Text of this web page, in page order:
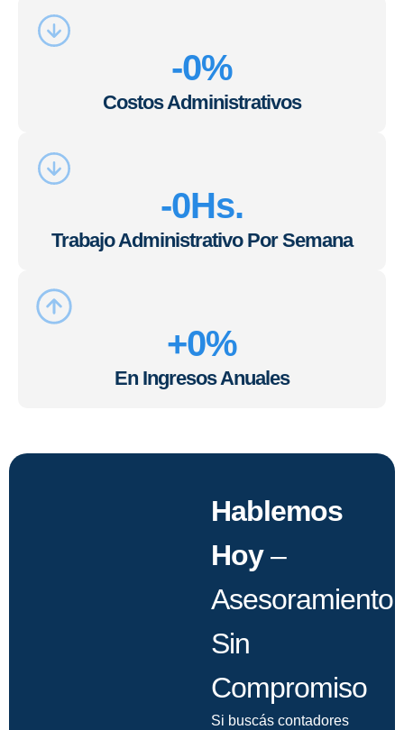
Costos Administrativos
-0%
Trabajo Administrativo Por Semana
-0Hs.
En Ingresos Anuales
+0%
Hablemos
Hoy–
Asesoramiento
Sin
Compromiso
Si buscás contadores